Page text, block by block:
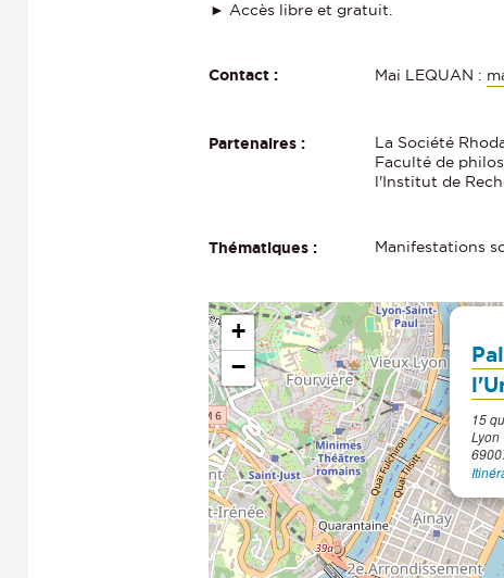
► Accès libre et gratuit.
Contact : Mai LEQUAN :
Partenaires :
La Société
Faculté de
l'Institut de
Thématiques : Manifestations
15
Lyon
+
−